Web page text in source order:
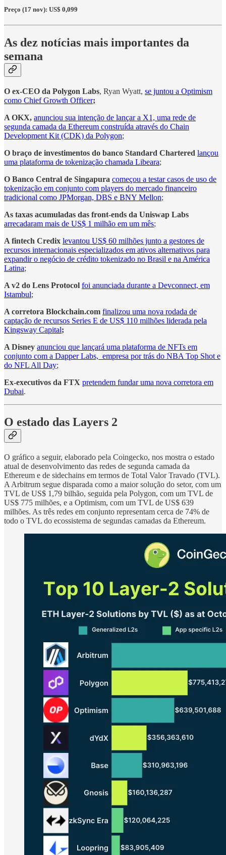
Preço (17 nov): US$ 0,099
As dez notícias mais importantes da
semana
O ex-CEO da Polygon Labs, Ryan Wyatt, se juntou a Optimism
como Chief Growth Officer;
A OKX, anunciou sua intenção de lançar a X1, uma rede de
segunda camada da Ethereum construída através do Chain
Development Kit (CDK) da Polygon;
O braço de investimentos do banco Standard Chartered lançou
uma plataforma de tokenização chamada Libeara;
O Banco Central de Singapura começou a testar casos de uso de
tokenização em conjunto com players do mercado financeiro
tradicional como JPMorgan, DBS e BNY Mellon;
As taxas acumuladas das front-ends da Uniswap Labs
arrecadaram mais de US$ 1 milhão em um mês;
A fintech Credix levantou US$ 60 milhões junto a gestores de
recursos internacionais especializados em ativos alternativos para
expandir o negócio de crédito tokenizado no Brasil e na América
Latina;
A v2 do Lens Protocol foi anunciada durante a Devconnect, em
Istambul;
A corretora Blockchain.com finalizou uma nova rodada de
captação de recursos Series E de US$ 110 milhões liderada pela
Kingsway Capital;
A Disney anunciou que lançará uma plataforma de NFTs em
conjunto com a Dapper Labs, empresa por trás do NBA Top Shot e
do NFL All Day;
Ex-executivos da FTX pretendem fundar uma nova corretora em
Dubai.
O estado das Layers 2
O gráfico a seguir, elaborado pela Coingecko, nos mostra o estado
atual de desenvolvimento das redes de segunda camada da
Ethereum e de sidechains em termos de Total Valor Travado (TVL).
A Arbitrum segue disparada como a maior solução do setor, com um
TVL de US$ 1,79 bilhão, seguida pela Polygon, com um TVL de
US$ 775 milhões, e a Optimism, com um TVL de US$ 639
milhões. As três redes em conjunto representam cerca de 74% de
todo o TVL do ecossistema de segundas camadas da Ethereum.